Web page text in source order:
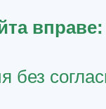
вправе:
без